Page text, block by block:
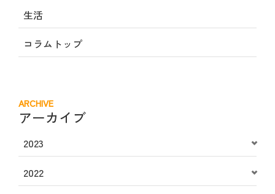
生活
コラムトップ
ARCHIVE
アーカイブ
2023
2022